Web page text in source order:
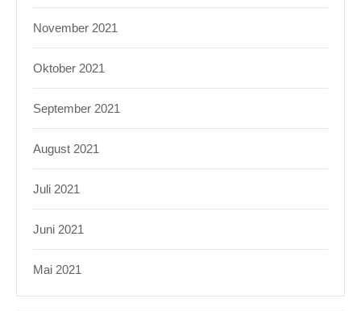
November 2021
Oktober 2021
September 2021
August 2021
Juli 2021
Juni 2021
Mai 2021